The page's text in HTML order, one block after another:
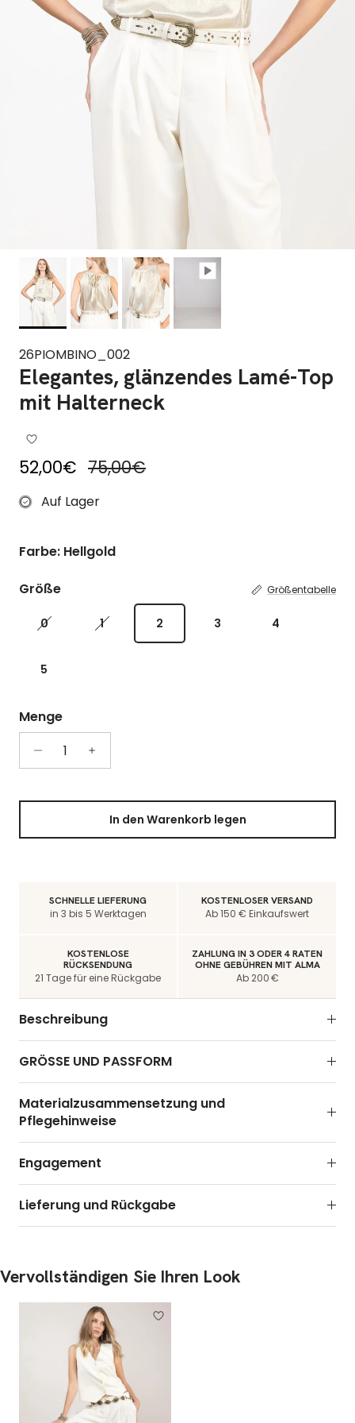
26PIOMBINO_002
Elegantes, glänzendes Lamé-Top
mit Halterneck
Reduzierter Preis
52,00€ Regulärer Preis
75,00€
Auf Lager
Farbe: Hellgold
Größentabelle
Größe
0 1 2 3 4
5
Menge
In den Warenkorb legen
SCHNELLE LIEFERUNG
in 3 bis 5 Werktagen
KOSTENLOSER VERSAND
Ab 150 € Einkaufswert
KOSTENLOSE
RÜCKSENDUNG
21 Tage für eine Rückgabe
ZAHLUNG IN 3 ODER 4 RATEN
OHNE GEBÜHREN MIT ALMA
Ab 200 €
Beschreibung
GRÖSSE UND PASSFORM
Materialzusammensetzung und
Pflegehinweise
Engagement
Lieferung und Rückgabe
Vervollständigen Sie Ihren Look